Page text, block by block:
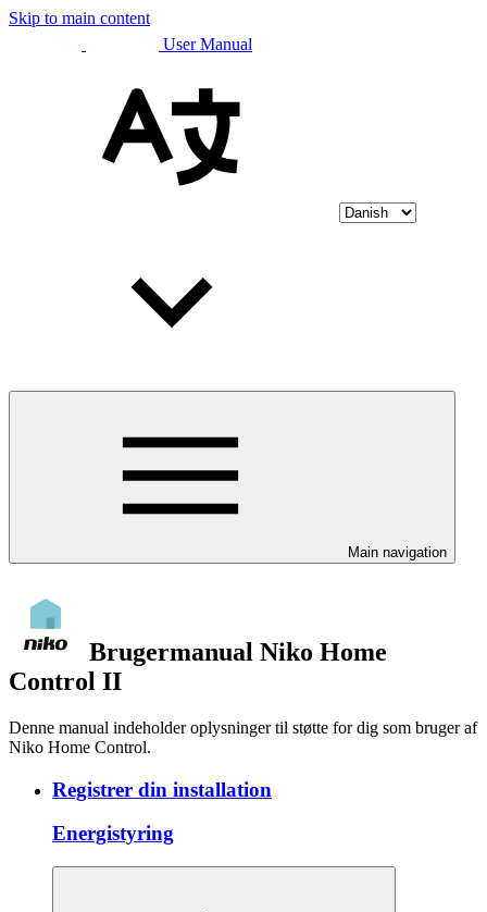
Skip to main content
User Manual
Main navigation
Brugermanual Niko Home
Control II
Denne manual indeholder oplysninger til støtte for dig som bruger af
Niko Home Control.
Registrer din installation
Energistyring